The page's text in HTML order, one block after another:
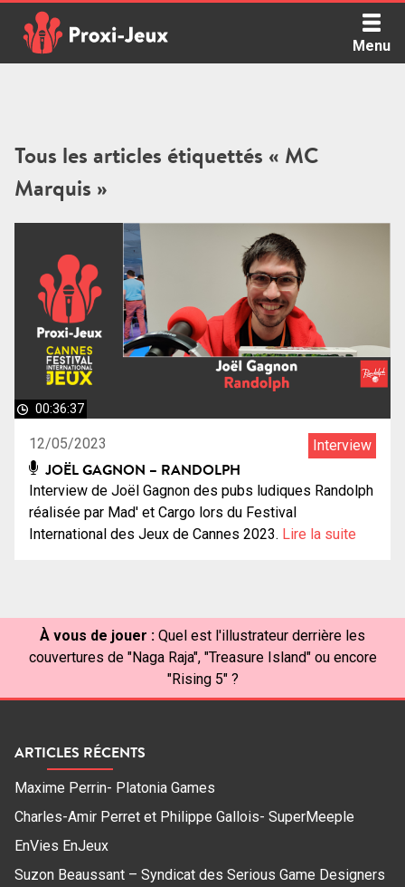
content
Menu
Tous les articles étiquettés « MC
Marquis »
00:36:37
12/05/2023 Interview
JOËL GAGNON – RANDOLPH
Interview de Joël Gagnon des pubs ludiques Randolph
réalisée par Mad' et Cargo lors du Festival
International des Jeux de Cannes 2023. Lire la suite
À vous de jouer : Quel est l'illustrateur derrière les
couvertures de "Naga Raja", "Treasure Island" ou encore
"Rising 5" ?
ARTICLES RÉCENTS
Maxime Perrin- Platonia Games
Charles-Amir Perret et Philippe Gallois- SuperMeeple
EnVies EnJeux
Suzon Beaussant – Syndicat des Serious Game Designers